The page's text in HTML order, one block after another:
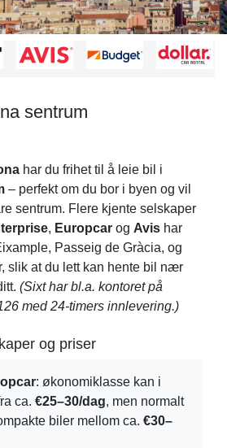
sentrum
har du frihet til å leie bil i
– perfekt om du bor i byen og vil
sentrum. Flere kjente selskaper
, Europcar og Avis har
Passeig de Gràcia, og
slik at du lett kan hente bil nær
(Sixt har bl.a. kontoret på
med 24-timers innlevering.)
og priser
: økonomiklasse kan i
ca. €25–30/dag, men normalt
biler mellom ca. €30–